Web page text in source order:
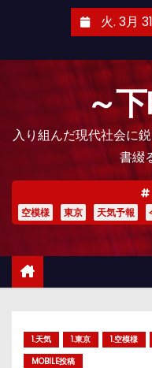
火. 3月
～
入り組んだ現代社会に
書綴
空模様 東京 天気予報
1.天気 1.東京 1.空模様
MOBILE投稿